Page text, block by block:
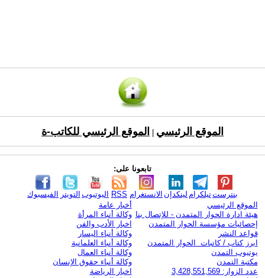
الموقع الرئيسي الموقع الرئيسي للكاتب-ة
تابعونا على:
الفيسبوك التويتر اليوتيوب RSS الانستغرام لينكدإن تيلكرامبنترست
الموقع الرئيسي
هيئة ادارة الحوار المتمدن - للإتصال بنا
إحصائيات مؤسسة الحوار المتمدن
قواعد النشر
ابرز كتاب / كاتبات الحوار المتمدن
يوتيوب التمدن
مكتبة التمدن
عدد الزوار: 3,428,551,569
أخبار عامة
وكالة أنباء المرأة
اخبار الأدب والفن
وكالة أنباء اليسار
وكالة أنباء العلمانية
وكالة أنباء العمال
وكالة أنباء حقوق الإنسان
اخبار الرياضة